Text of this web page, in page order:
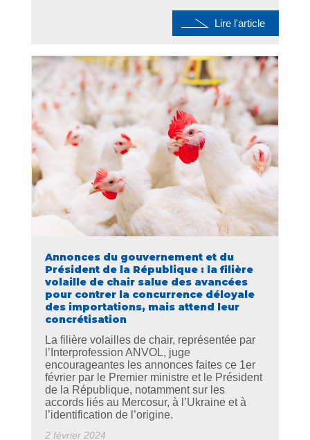
Lire l'article
Annonces du gouvernement et du
Président de la République : la filière
volaille de chair salue des avancées
pour contrer la concurrence déloyale
des importations, mais attend leur
concrétisation
La filière volailles de chair, représentée par
l’Interprofession ANVOL, juge
encourageantes les annonces faites ce 1er
février par le Premier ministre et le Président
de la République, notamment sur les
accords liés au Mercosur, à l’Ukraine et à
l’identification de l’origine.
2 février 2024